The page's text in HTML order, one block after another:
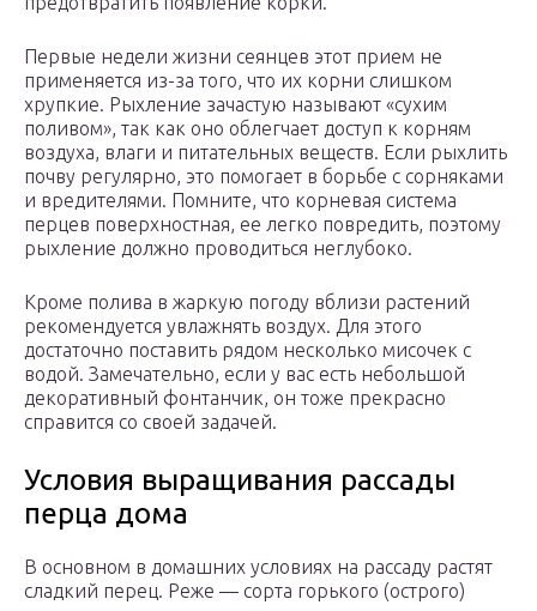
Первые недели жизни сеянцев этот прием не
применяется из-за того, что их корни слишком
хрупкие. Рыхление зачастую называют «сухим
поливом», так как оно облегчает доступ к корням
воздуха, влаги и питательных веществ. Если рыхлить
почву регулярно, это помогает в борьбе с сорняками
и вредителями. Помните, что корневая система
перцев поверхностная, ее легко повредить, поэтому
рыхление должно проводиться неглубоко.
Кроме полива в жаркую погоду вблизи растений
рекомендуется увлажнять воздух. Для этого
достаточно поставить рядом несколько мисочек с
водой. Замечательно, если у вас есть небольшой
декоративный фонтанчик, он тоже прекрасно
справится со своей задачей.
Условия выращивания рассады
перца дома
В основном в домашних условиях на рассаду растят
сладкий перец. Реже — сорта горького (острого)